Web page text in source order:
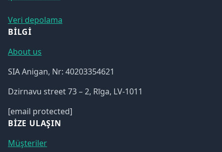
Veri depolama
BILGI
About us
SIA Anigan, Nr: 40203354621
Dzirnavu street 73 – 2, Rīga, LV-1011
[email protected]
BIZE ULAŞIN
Müşteriler